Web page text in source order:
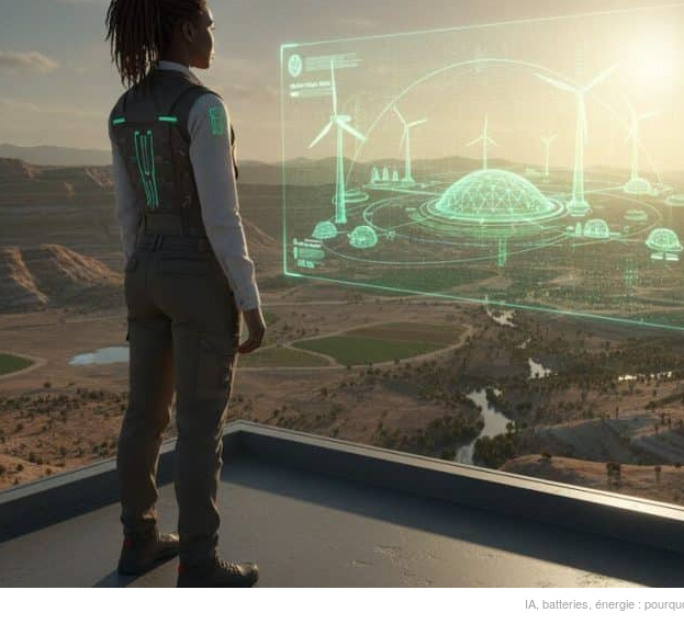
IA, batteries, énergie :